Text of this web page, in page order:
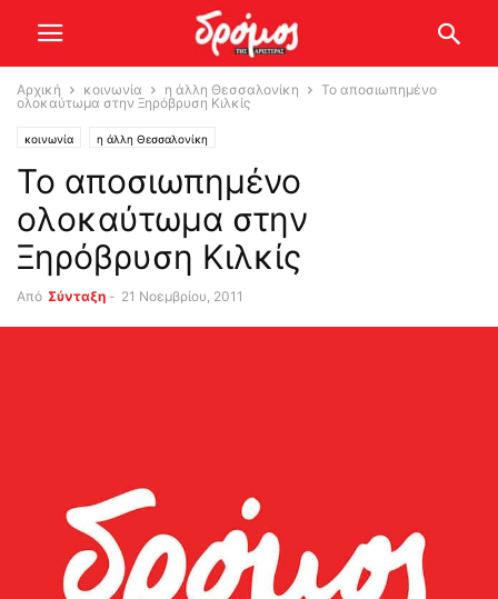
Αρχική κοινωνία η άλλη Θεσσαλονίκη
Το αποσιωπημένο
ολοκαύτωμα στην Ξηρόβρυση Κιλκίς
κοινωνία η άλλη Θεσσαλονίκη
Το αποσιωπημένο
ολοκαύτωμα στην
Ξηρόβρυση Κιλκίς
Από Σύνταξη - 21 Νοεμβρίου, 2011